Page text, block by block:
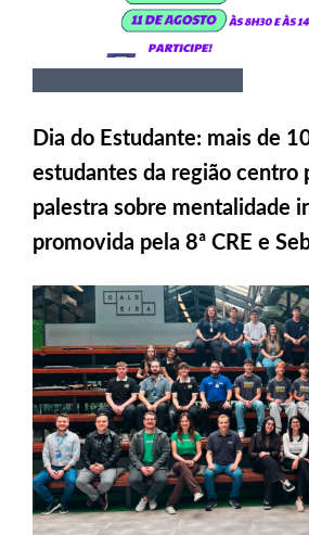
Dia do Estudante: mais de
estudantes da região centro
palestra sobre mentalidade
promovida pela 8ª CRE e